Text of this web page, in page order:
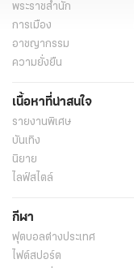
พระราชสำนัก
การเมือง
อาชญากรรม
ความยั่งยืน
เนื้อหาที่น่าสนใจ
รายงานพิเศษ
บันเทิง
นิยาย
ไลฟ์สไตล์
กีฬา
ฟุตบอลต่่างประเทศ
ไฟต์สปอร์ต